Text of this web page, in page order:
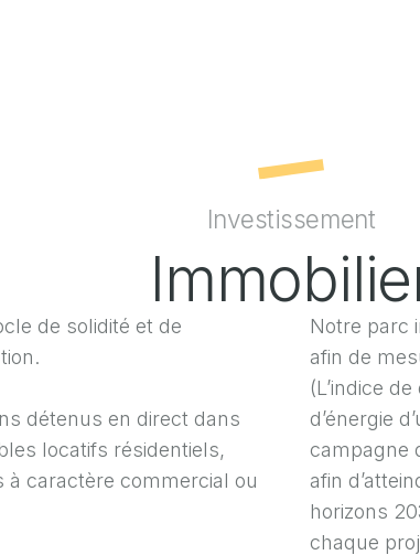
Investissement
de solidité et de
détenus en direct dans
locatifs résidentiels,
à caractère commercial ou
Notre parc
afin de
(L’indice
d’énergie
campagne
afin
horizons
chaque